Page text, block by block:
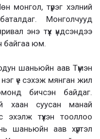
монгол, түрэг хэлний
Монголчууд
энэ түүх үндсэндээ
байгаа юм.
шаньюйн аав Түмэн
нэг үе сэхэж мянган жил
бичсэн байдаг.
хаан суусан манай
түүхэн тооллоо
шаньюйн аав хүртэл